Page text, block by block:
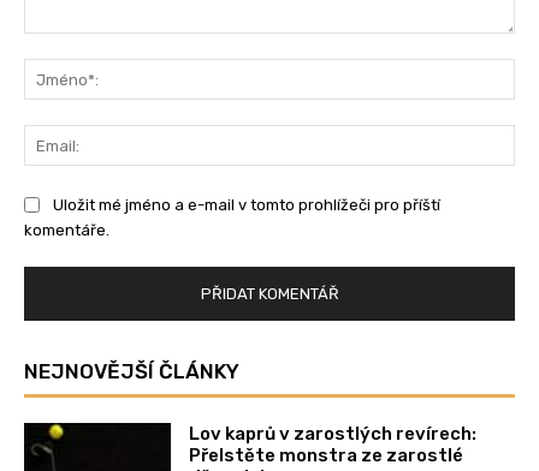
Uložit mé jméno a e-mail v tomto prohlížeči pro příští
komentáře.
NEJNOVĚJŠÍ ČLÁNKY
Lov kaprů v zarostlých revírech:
Přelstěte monstra ze zarostlé